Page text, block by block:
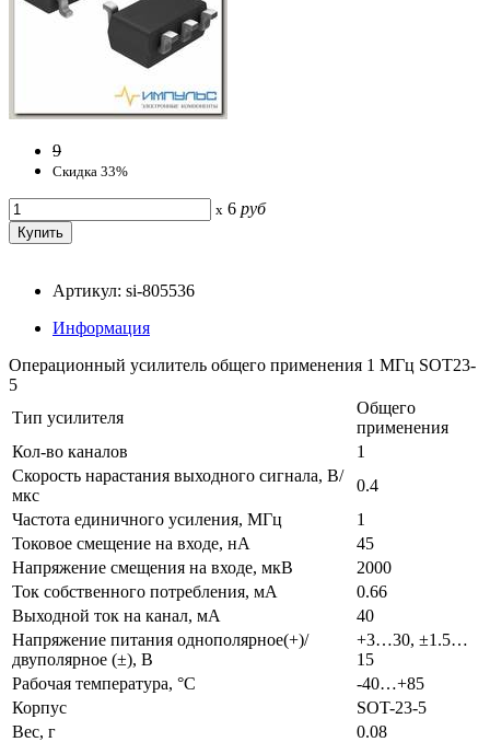
9
Скидка 33%
x 6 руб
Артикул: si-805536
Информация
Операционный усилитель общего применения 1 МГц SOT23-
5
Тип усилителя
Общего
применения
Кол-во каналов
1
Скорость нарастания выходного сигнала, В/
мкс
0.4
Частота единичного усиления, МГц
1
Токовое смещение на входе, нА
45
Напряжение смещения на входе, мкВ
2000
Ток собственного потребления, мА
0.66
Выходной ток на канал, мА
40
Напряжение питания однополярное(+)/
двуполярное (±), В
+3…30, ±1.5…
15
Рабочая температура, °C
-40…+85
Корпус
SOT-23-5
Вес, г
0.08